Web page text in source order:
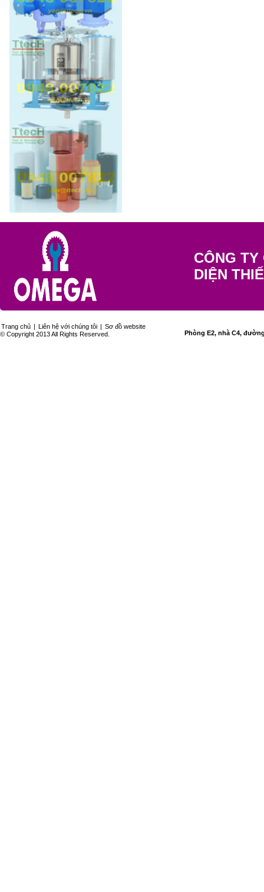
CÔNG
DIỆN
Trang chủ | Liên hệ với chúng tôi | Sơ đồ website
© Copyright 2013 All Rights Reserved.
Phòng E2, nhà C4,